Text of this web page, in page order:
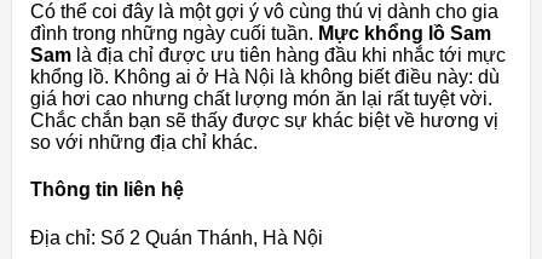
Có thể coi đây là một gợi ý vô cùng thú vị dành cho gia
đình trong những ngày cuối tuần. Mực khổng lồ Sam
Sam là địa chỉ được ưu tiên hàng đầu khi nhắc tới mực
khổng lồ. Không ai ở Hà Nội là không biết điều này: dù
giá hơi cao nhưng chất lượng món ăn lại rất tuyệt vời.
Chắc chắn bạn sẽ thấy được sự khác biệt về hương vị
so với những địa chỉ khác.
Thông tin liên hệ
Địa chỉ: Số 2 Quán Thánh, Hà Nội